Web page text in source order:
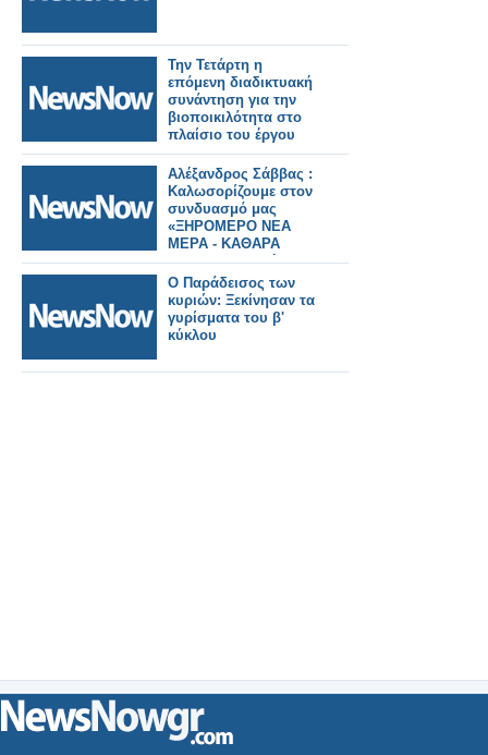
Την Τετάρτη η
επόμενη διαδικτυακή
συνάντηση για την
βιοποικιλότητα στο
πλαίσιο του έργου
BEST
Αλέξανδρος Σάββας :
Καλωσορίζουμε στον
συνδυασμό μας
«ΞΗΡΟΜΕΡΟ ΝΕΑ
ΜΕΡΑ - ΚΑΘΑΡΑ
ΧΕΡΙΑ» τον Χρήστο
Κολοβό από τις
Φυτείες Ξηρομέρου
Ο Παράδεισος των
κυριών: Ξεκίνησαν τα
γυρίσματα του β'
κύκλου